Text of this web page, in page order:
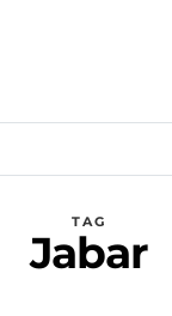
TAG
Jabar